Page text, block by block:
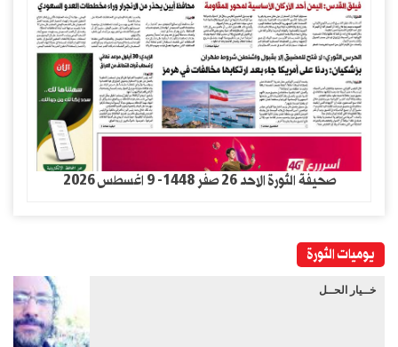
صحيفة الثورة الاحد 26 صفر 1448- 9 اغسطس 2026
يوميات الثورة
خــيار الحــل